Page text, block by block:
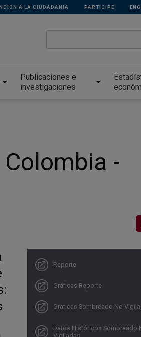
A LA CIUDADANÍA PARTICIPE
Publicaciones e
investigaciones
-
Reporte
Gráficas Reporte
Gráficas Sombreado No
Datos Históricos Sombreado
Vigiladas